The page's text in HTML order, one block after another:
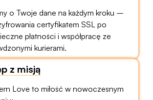
o Twoje dane na każdym kroku –
certyfikatem SSL po
płatności i współpracę ze
kurierami.
z misją
Love to miłość w nowoczesnym